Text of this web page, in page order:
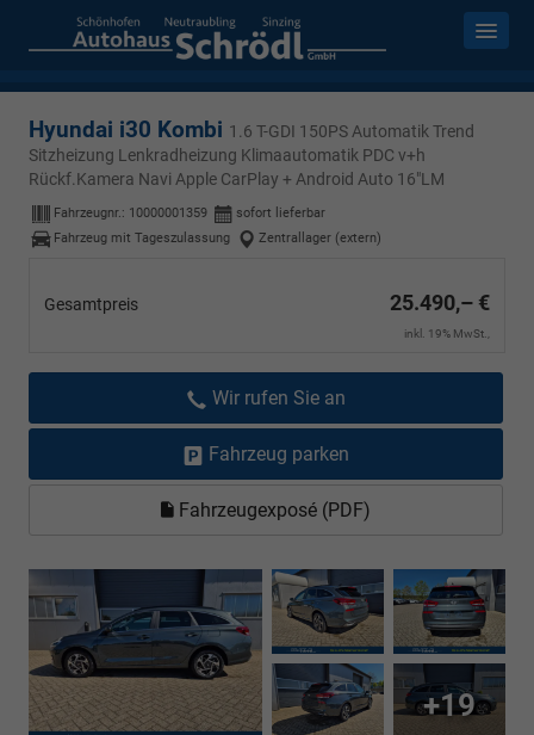
Hyundai i30 Kombi 1.6 T-GDI 150PS Automatik Trend
Sitzheizung Lenkradheizung Klimaautomatik PDC v+h
Rückf.Kamera Navi Apple CarPlay + Android Auto 16"LM
Fahrzeugnr.: 10000001359
sofort lieferbar
Fahrzeug mit Tageszulassung
Zentrallager (extern)
Gesamtpreis 25.490,– €
inkl. 19% MwSt.,
Wir rufen Sie an
Fahrzeug parken
Fahrzeugexposé (PDF)
+19